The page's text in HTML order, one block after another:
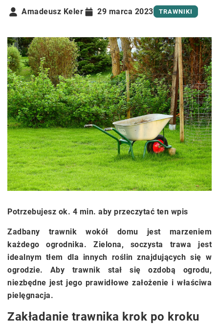
Amadeusz Keler 29 marca 2023 TRAWNIKI
Potrzebujesz ok. 4 min. aby przeczytać ten wpis
Zadbany trawnik wokół domu jest marzeniem
każdego ogrodnika. Zielona, soczysta trawa jest
idealnym tłem dla innych roślin znajdujących się w
ogrodzie. Aby trawnik stał się ozdobą ogrodu,
niezbędne jest jego prawidłowe założenie i właściwa
pielęgnacja.
Zakładanie trawnika krok po kroku